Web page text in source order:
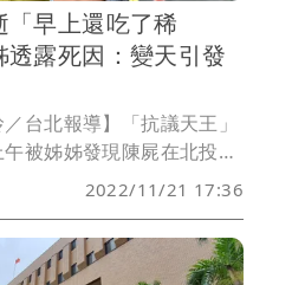
「早上還吃了稀
露死因：變天引發
／台北報導】「抗議天王」
被姊姊發現陳屍在北投區
，法醫下午到殯儀館相驗
嫌疑，家屬對死因也沒意
。柯賜海胞姊下午到士林
錄後受訪說，弟弟精神很正
2022/11/21 17:36